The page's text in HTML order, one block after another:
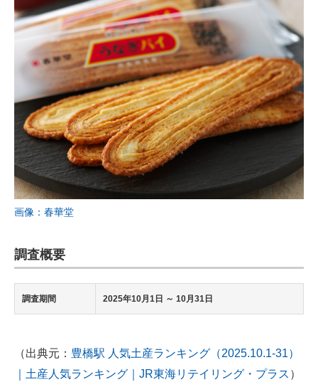
画像：春華堂
調査概要
調査期間 2025年10月1日 ～ 10月31日
（出典元： 豊橋駅 人気土産ランキング（2025.10.1-31）
｜土産人気ランキング｜JR東海リテイリング・プラス ）